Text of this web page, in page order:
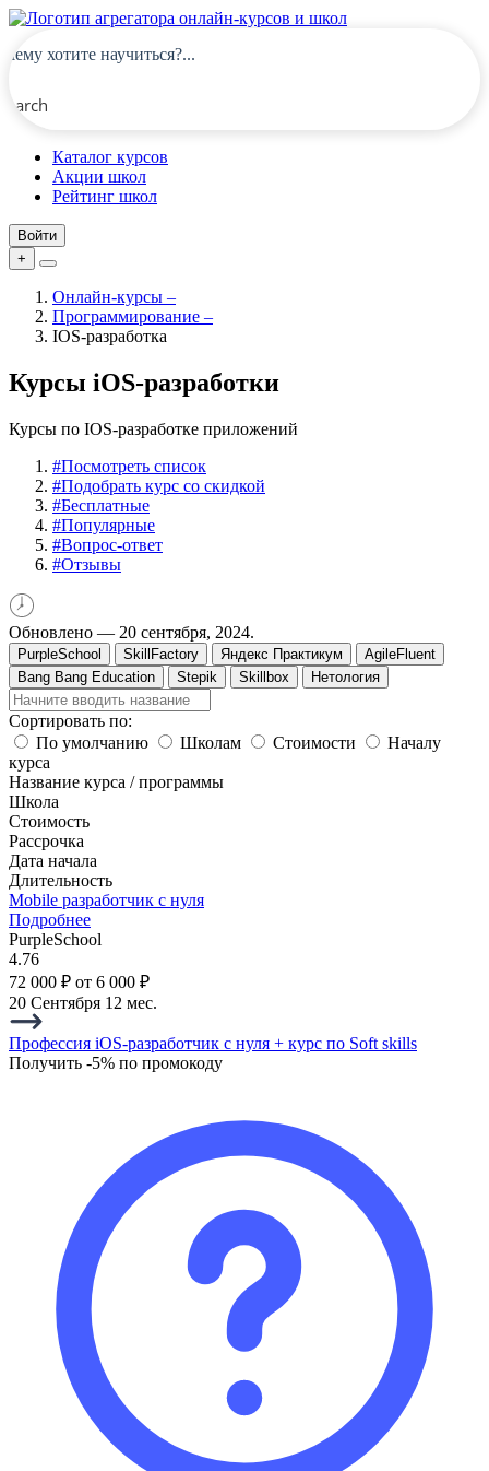
Каталог курсов
Акции школ
Рейтинг школ
Войти
+
Онлайн-курсы –
Программирование –
IOS-разработка
Курсы iOS-разработки
Курсы по IOS-разработке приложений
#Посмотреть список
#Подобрать курс со скидкой
#Бесплатные
#Популярные
#Вопрос-ответ
#Отзывы
Обновлено — 20 сентября, 2024.
PurpleSchool SkillFactory Яндекс Практикум
AgileFluent
Bang Bang Education
Stepik Skillbox Нетология
Сортировать по:
По умолчанию
Школам Стоимости
Началу
курса
Название курса / программы
Школа
Стоимость
Рассрочка
Дата начала
Длительность
Mobile разработчик с нуля
Подробнее
PurpleSchool
4.76
72 000 ₽ от 6 000 ₽
20 Сентября 12 мес.
Профессия iOS-разработчик c нуля + курс по Soft skills
Получить -5% по промокоду